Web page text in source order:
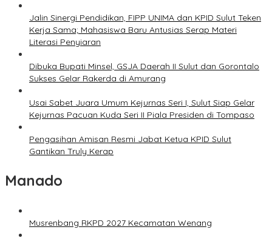
Jalin Sinergi Pendidikan, FIPP UNIMA dan KPID Sulut Teken
Kerja Sama; Mahasiswa Baru Antusias Serap Materi
Literasi Penyiaran
Dibuka Bupati Minsel, GSJA Daerah II Sulut dan Gorontalo
Sukses Gelar Rakerda di Amurang
Usai Sabet Juara Umum Kejurnas Seri I, Sulut Siap Gelar
Kejurnas Pacuan Kuda Seri II Piala Presiden di Tompaso
Pengasihan Amisan Resmi Jabat Ketua KPID Sulut
Gantikan Truly Kerap
Manado
Musrenbang RKPD 2027 Kecamatan Wenang